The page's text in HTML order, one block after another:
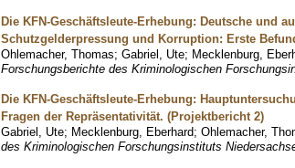
Die KFN-Geschäftsleute-Erhebung: Deutsche und
Schutzgelderpressung und Korruption: Erste
Ohlemacher, Thomas; Gabriel, Ute; Mecklenburg,
Forschungsberichte des Kriminologischen
Die KFN-Geschäftsleute-Erhebung:
Fragen der Repräsentativität. (Projektbericht 2)
Gabriel, Ute; Mecklenburg, Eberhard; Ohlemacher,
des Kriminologischen Forschungsinstituts